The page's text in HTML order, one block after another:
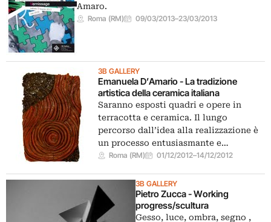
Amaro.
Roma (RM) 09/03/2013–23/03/2013
3B GALLERY
Emanuela D’Amario - La tradizione
artistica della ceramica italiana
Saranno esposti quadri e opere in
terracotta e ceramica. Il lungo
percorso dall’idea alla realizzazione è
un processo entusiasmante e…
Roma (RM) 01/12/2012–14/12/2012
3B GALLERY
Pietro Zucca - Working
progress/scultura
Gesso, luce, ombra, segno ,